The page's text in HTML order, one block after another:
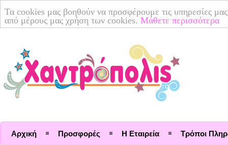
Τα cookies μας βοηθούν να προσφέρουμε τις υπηρεσίες
από μέρους μας χρήση των cookies. Μάθετε περισσότερα
Αρχική Προσφορές Η Εταιρεία Τρόποι